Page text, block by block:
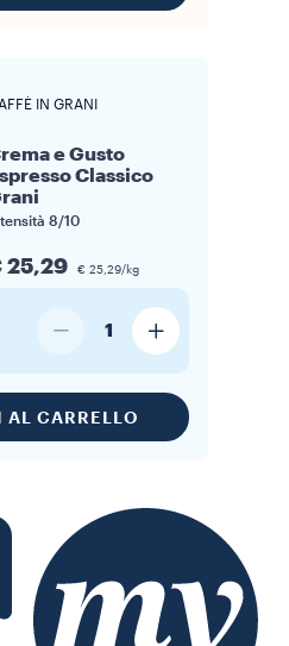
IN GRANI
e Gusto
Classico
8/10
25,29 € 25,29/kg
1
AL CARRELLO